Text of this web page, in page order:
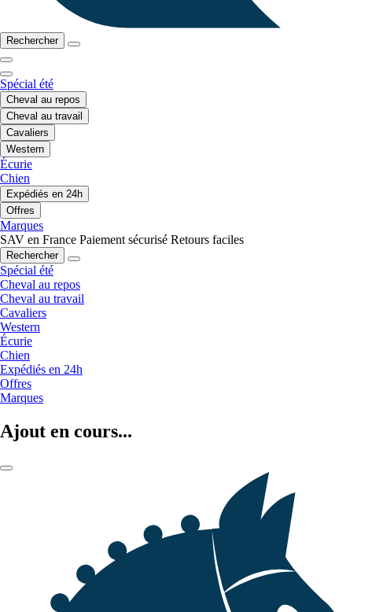
Rechercher
Spécial été
Cheval au repos
Cheval au travail
Cavaliers
Western
Écurie
Chien
Expédiés en 24h
Offres
Marques
SAV en France Paiement sécurisé Retours faciles
Rechercher
Spécial été
Cheval au repos
Cheval au travail
Cavaliers
Western
Écurie
Chien
Expédiés en 24h
Offres
Marques
Ajout en cours...